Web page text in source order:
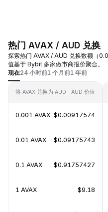
热门 AVAX / AUD 兑换
探索热门 AVAX / AUD 兑换数额（
值基于 Bybit 多家做市商报价聚合。
现在24 小时前1 个月前1 年前
将 AVAX 兑换为 AUD AUD 价值
0.001 AVAX $0.00917574
0.01 AVAX $0.09175743
0.1 AVAX $0.91757427
1 AVAX $9.18